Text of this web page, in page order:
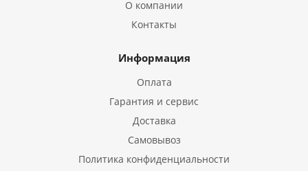
О компании
Контакты
Информация
Оплата
Гарантия и сервис
Доставка
Самовывоз
Политика конфиденциальности